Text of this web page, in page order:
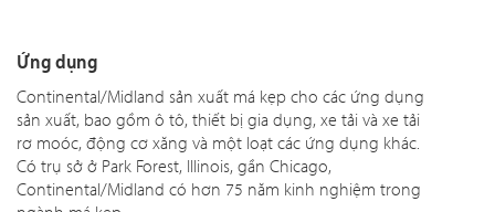
Ứng dụng
Continental/Midland sản xuất má kẹp cho các ứng dụng
sản xuất, bao gồm ô tô, thiết bị gia dụng, xe tải và xe tải
rơ moóc, động cơ xăng và một loạt các ứng dụng khác.
Có trụ sở ở Park Forest, Illinois, gần Chicago,
Continental/Midland có hơn 75 năm kinh nghiệm trong